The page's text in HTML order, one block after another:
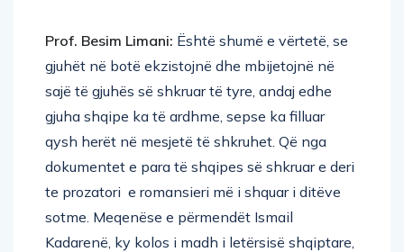
Prof. Besim Limani: Është shumë e vërtetë, se
gjuhët në botë ekzistojnë dhe mbijetojnë në
sajë të gjuhës së shkruar të tyre, andaj edhe
gjuha shqipe ka të ardhme, sepse ka filluar
qysh herët në mesjetë të shkruhet. Që nga
dokumentet e para të shqipes së shkruar e deri
te prozatori e romansieri më i shquar i ditëve
sotme. Meqenëse e përmendët Ismail
Kadarenë, ky kolos i madh i letërsisë shqiptare,